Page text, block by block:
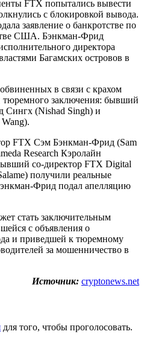
FTX попытались вывести
с блокировкой вывода.
заявление о банкротстве по
США. Бэнкман-Фрид
директора
Багамских островов в
в связи с крахом
тюремного заключения: бывший
Сингх (Nishad Singh) и
FTX Сэм Бэнкман-Фрид (Sam
Research Кэролайн
со-директор FTX Digital
получили реальные
Фрид подал апелляцию
стать заключительным
с объявления о
и приведшей к тюремному
за мошенничество в
Источник: cryptonews.net
для того, чтобы проголосовать.